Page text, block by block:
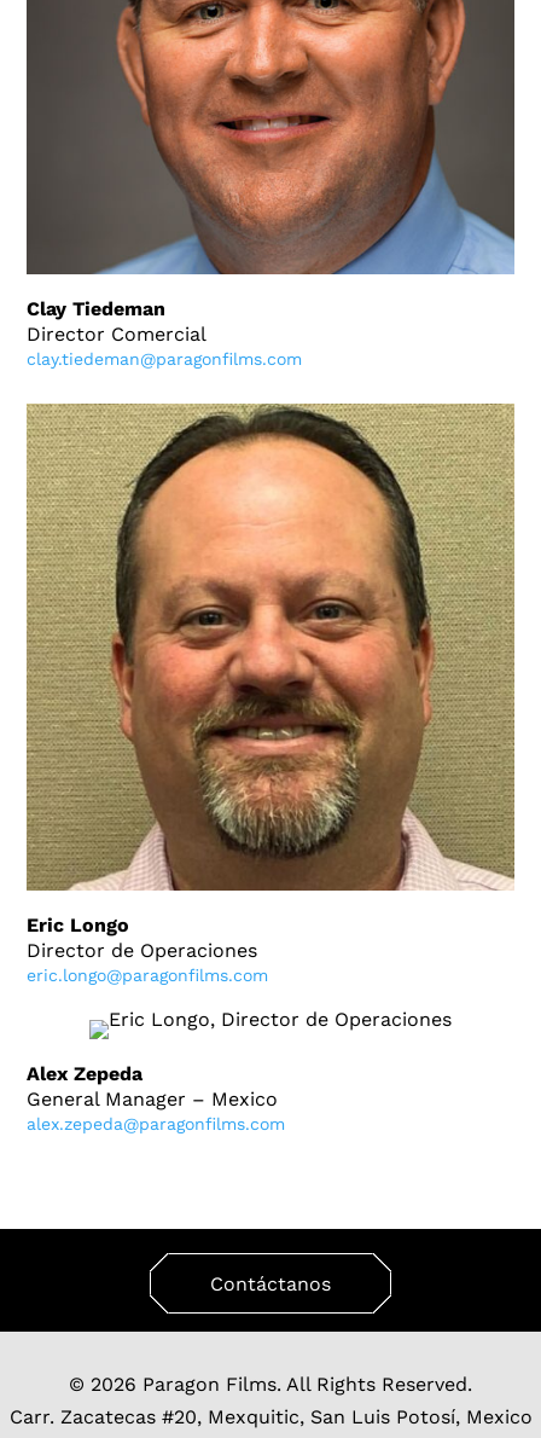
Clay Tiedeman
Director Comercial
clay.tiedeman@paragonfilms.com
Eric Longo
Director de Operaciones
eric.longo@paragonfilms.com
Alex Zepeda
General Manager – Mexico
alex.zepeda@paragonfilms.com
Contáctanos
© 2026 Paragon Films. All Rights Reserved.
Carr. Zacatecas #20, Mexquitic, San Luis Potosí, Mexico